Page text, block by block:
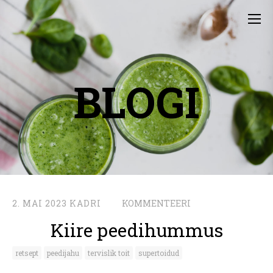
BLOGI
2. MAI 2023 KADRI KOMMENTEERI
Kiire peedihummus
retsept peedijahu tervislik toit supertoidud